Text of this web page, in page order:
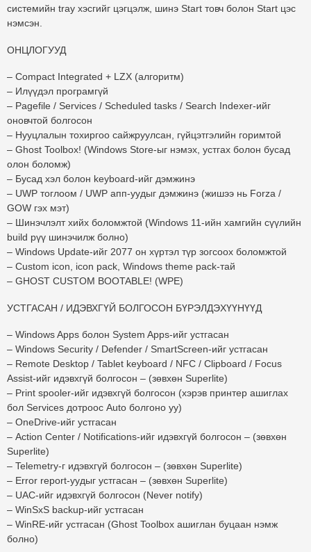
системийн tray хэсгийг цэгцэлж, шинэ Start товч болон Start цэс
нэмсэн.
ОНЦЛОГУУД
– Compact Integrated + LZX (алгоритм)
– Илүүдэл програмгүй
– Pagefile / Services / Scheduled tasks / Search Indexer-ийг
оновчтой болгосон
– Нууцлалын тохиргоо сайжруулсан, гүйцэтгэлийн горимтой
– Ghost Toolbox! (Windows Store-ыг нэмэх, устгах болон бусад
олон боломж)
– Бусад хэл болон keyboard-ийг дэмжинэ
– UWP тоглоом / UWP апп-уудыг дэмжинэ (жишээ нь Forza /
GOW гэх мэт)
– Шинэчлэлт хийх боломжтой (Windows 11-ийн хамгийн сүүлийн
build рүү шинэчилж болно)
– Windows Update-ийг 2077 он хүртэл түр зогсоох боломжтой
– Custom icon, icon pack, Windows theme pack-тай
– GHOST CUSTOM BOOTABLE! (WPE)
УСТГАСАН / ИДЭВХГҮЙ БОЛГОСОН БҮРЭЛДЭХҮҮНҮҮД
– Windows Apps болон System Apps-ийг устгасан
– Windows Security / Defender / SmartScreen-ийг устгасан
– Remote Desktop / Tablet keyboard / NFC / Clipboard / Focus
Assist-ийг идэвхгүй болгосон – (зөвхөн Superlite)
– Print spooler-ийг идэвхгүй болгосон (хэрэв принтер ашиглах
бол Services дотроос Auto болгоно уу)
– OneDrive-ийг устгасан
– Action Center / Notifications-ийг идэвхгүй болгосон – (зөвхөн
Superlite)
– Telemetry-г идэвхгүй болгосон – (зөвхөн Superlite)
– Error report-уудыг устгасан – (зөвхөн Superlite)
– UAC-ийг идэвхгүй болгосон (Never notify)
– WinSxS backup-ийг устгасан
– WinRE-ийг устгасан (Ghost Toolbox ашиглан буцаан нэмж
болно)